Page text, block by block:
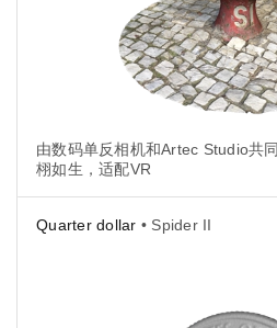
由数码单反相机和Artec Studio共
栩如生，适配VR
Quarter dollar • Spider II